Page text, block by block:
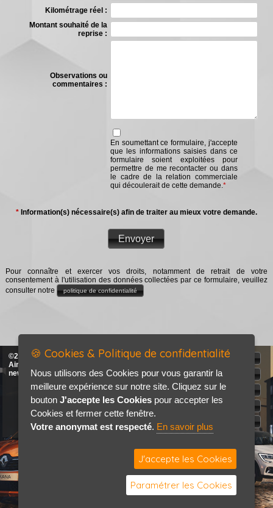
Kilométrage réel :
Montant souhaité de la
reprise :
Observations ou
commentaires :
En soumettant ce formulaire, j'accepte
que les informations saisies dans ce
formulaire soient exploitées pour
permettre de me recontacter ou dans
le cadre de la relation commerciale
qui découlerait de cette demande.*
* Information(s) nécessaire(s) afin de traiter au mieux votre demande.
Envoyer
Pour connaître et exercer vos droits, notamment de retrait de votre
consentement à l'utilisation des données collectées par ce formulaire, veuillez
consulter notre
politique de confidentialité
©2026-2027 AML Automobiles &
Airel Auto tous droits réservés
new
Mentions légales
Politique de confidentialité
🍪 Cookies & Politique de confidentialité
Nous utilisons des Cookies pour vous garantir la
meilleure expérience sur notre site. Cliquez sur le
bouton J'accepte les Cookies pour accepter les
Cookies et fermer cette fenêtre.
Votre anonymat est respecté. En savoir plus
J'accepte les Cookies
Paramétrer les Cookies